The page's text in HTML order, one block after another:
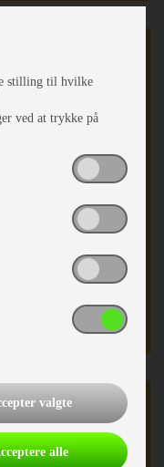
stilling til hvilke
ved at trykke på
valgte
alle